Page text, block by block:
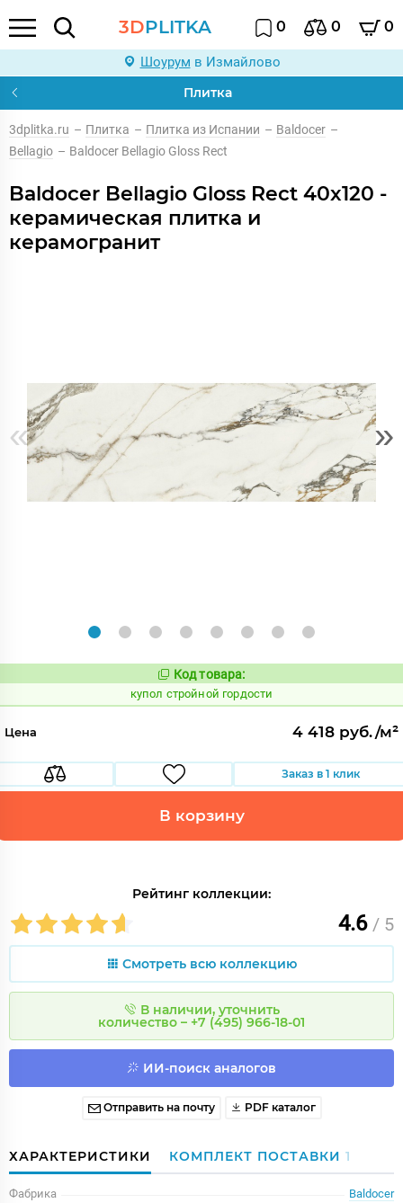
3DPLITKA 0 0 0
Шоурум в Измайлово
Плитка
3dplitka.ru – Плитка – Плитка из Испании – Baldocer –
Bellagio – Baldocer Bellagio Gloss Rect
Baldocer Bellagio Gloss Rect 40x120 -
керамическая плитка и
керамогранит
« »
Код:
854893
Код товара:
купол стройной гордости
Цена 4 418 руб./м²
Заказ в 1 клик
В корзину
Рейтинг коллекции:
4.6 / 5
Смотреть всю коллекцию
В наличии, уточнить
количество – +7 (495) 966-18-01
ИИ-поиск аналогов
Отправить на почту PDF каталог
ХАРАКТЕРИСТИКИ КОМПЛЕКТ ПОСТАВКИ 1
Фабрика
Baldocer